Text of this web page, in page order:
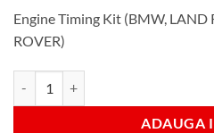
Engine Timing Kit (BMW, LAND
ROVER)
ADAUGA